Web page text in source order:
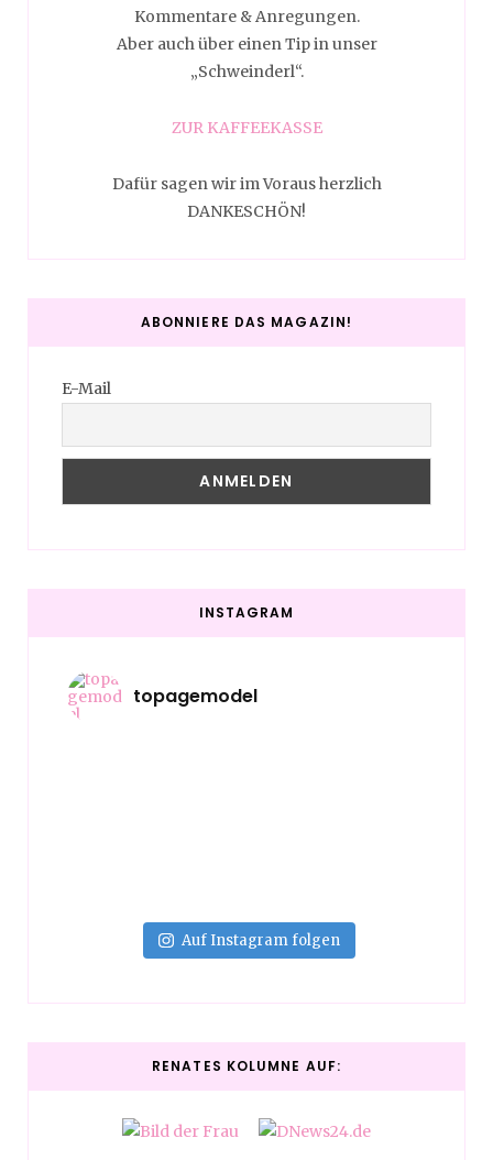
Kommentare & Anregungen.
Aber auch über einen Tip in unser
„Schweinderl“.
ZUR KAFFEEKASSE
Dafür sagen wir im Voraus herzlich
DANKESCHÖN!
ABONNIERE DAS MAGAZIN!
E-Mail
INSTAGRAM
topagemodel
Auf Instagram folgen
RENATES KOLUMNE AUF: